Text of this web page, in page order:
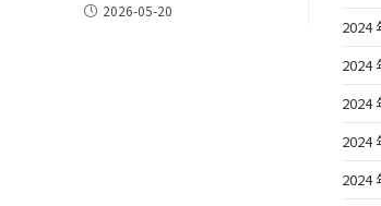
2026-05-20
2024
2024
2024
2024
2024